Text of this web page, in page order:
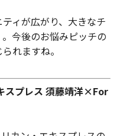
ィが広がり、大きなチ
今後のお悩みピッチの
れますね。
スプレス 須藤靖洋×For